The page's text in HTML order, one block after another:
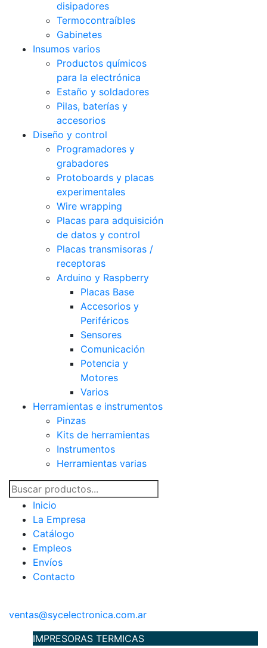
disipadores
Termocontraíbles
Gabinetes
Insumos varios
Productos químicos
para la electrónica
Estaño y soldadores
Pilas, baterías y
accesorios
Diseño y control
Programadores y
grabadores
Protoboards y placas
experimentales
Wire wrapping
Placas para adquisición
de datos y control
Placas transmisoras /
receptoras
Arduino y Raspberry
Placas Base
Accesorios y
Periféricos
Sensores
Comunicación
Potencia y
Motores
Varios
Herramientas e instrumentos
Pinzas
Kits de herramientas
Instrumentos
Herramientas varias
Inicio
La Empresa
Catálogo
Empleos
Envíos
Contacto
ventas@sycelectronica.com.ar
IMPRESORAS TERMICAS